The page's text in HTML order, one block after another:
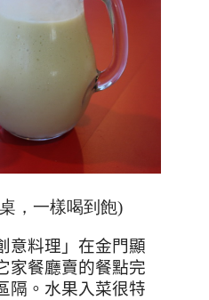
，一樣喝到飽)
意料理」在金門顯
家餐廳賣的餐點完
隔。水果入菜很特